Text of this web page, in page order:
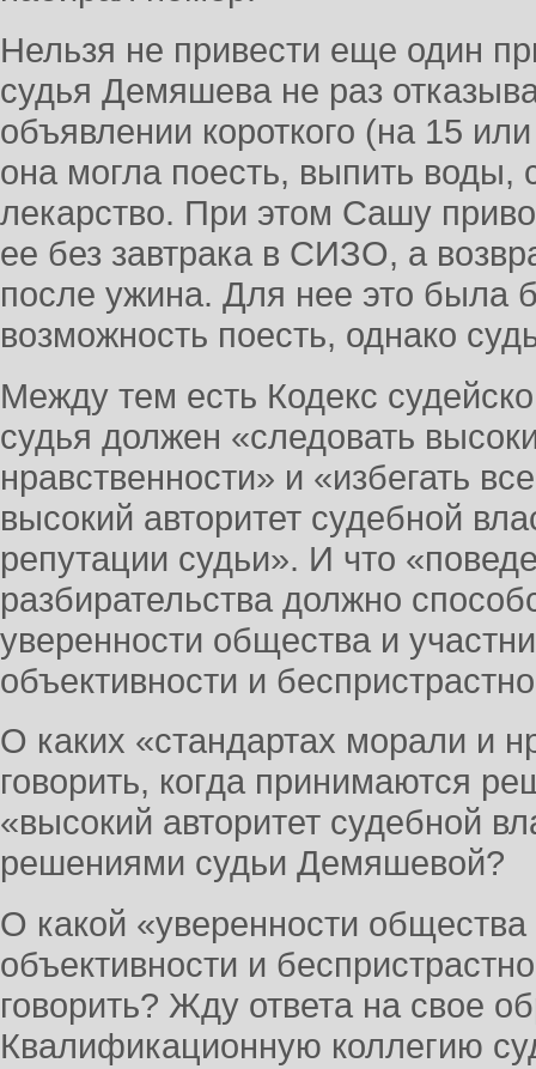
Нельзя не привести еще один
судья Демяшева не раз
объявлении короткого (на 15
она могла поесть, выпить воды,
лекарство. При этом Сашу
ее без завтрака в СИЗО, а
после ужина. Для нее это была
возможность поесть, однако
Между тем есть Кодекс
судья должен «следовать
нравственности» и «избегать
высокий авторитет судебной
репутации судьи». И что
разбирательства должно
уверенности общества и
объективности и
О каких «стандартах морали и
говорить, когда принимаются
«высокий авторитет судебной
решениями судьи Демяшевой?
О какой «уверенности общества
объективности и
говорить? Жду ответа на свое
Квалификационную коллегию